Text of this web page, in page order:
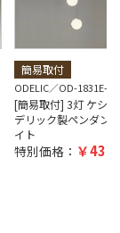
簡易取付
ODELIC OD-1831E-
[簡易取付] 3灯 ケシ |
デリック製ペンダン
イト
特別価格：